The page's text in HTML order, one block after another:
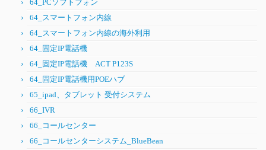
64_PCソフトフォン
64_スマートフォン内線
64_スマートフォン内線の海外利用
64_固定IP電話機
64_固定IP電話機 ACT P123S
64_固定IP電話機用POEハブ
65_ipad、タブレット 受付システム
66_IVR
66_コールセンター
66_コールセンターシステム_BlueBean